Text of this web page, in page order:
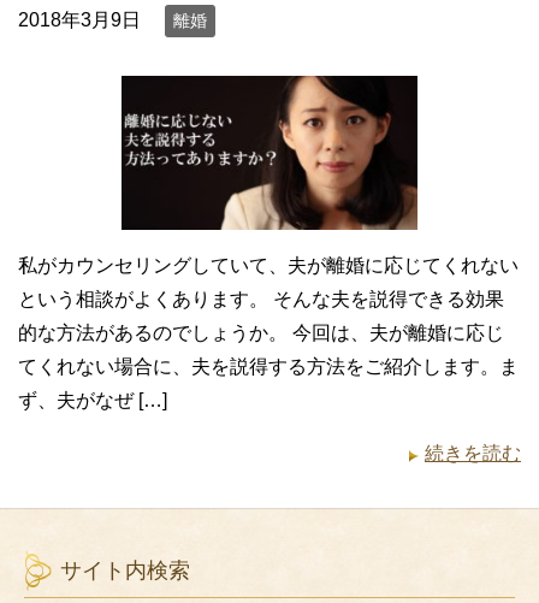
2018年3月9日 離婚
私がカウンセリングしていて、夫が離婚に応じてくれない
という相談がよくあります。 そんな夫を説得できる効果
的な方法があるのでしょうか。 今回は、夫が離婚に応じ
てくれない場合に、夫を説得する方法をご紹介します。ま
ず、夫がなぜ […]
続きを読む
サイト内検索